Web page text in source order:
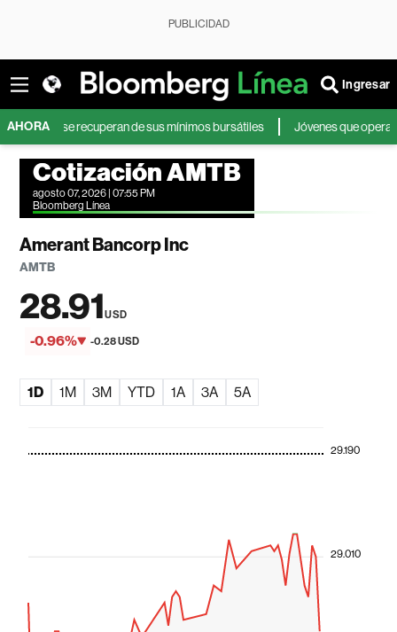
PUBLICIDAD
Ingresar
AHORA
y se recuperan de sus mínimos bursátiles Jóvenes que operan en
Cotización AMTB
agosto 07, 2026 | 07:55 PM
Bloomberg Línea
Amerant Bancorp Inc
AMTB
28.91USD
-0.96% -0.28 USD
1D 1M 3M YTD 1A 3A 5A
29.010
29.190